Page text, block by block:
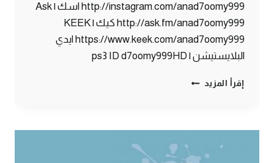
http://instagram.com/anad7oomy999 اسك | Ask
http://ask.fm/anad7oomy999 كيك | KEEK
https://www.keek.com/anad7oomy999 ايدي
البلايستيشن | ps3 ID d7oomy999HD
إقرأ المزيد ماين
دحومي999
الفرنسي
#62